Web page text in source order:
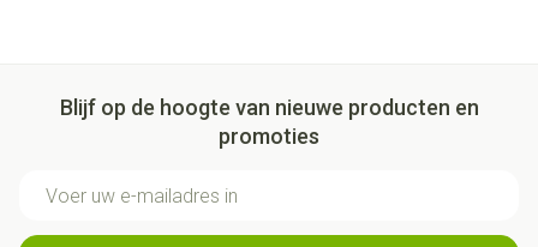
Blijf op de hoogte van nieuwe producten en
promoties